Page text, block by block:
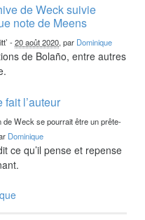
de Weck suivie
note de Meens
-20 août 2020, par Dominique
de Bolaño, entre autres
l’auteur
de Weck se pourrait être un prête-
Dominique
ce qu’il pense et repense